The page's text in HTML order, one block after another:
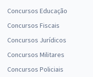
Concursos Educação
Concursos Fiscais
Concursos Jurídicos
Concursos Militares
Concursos Policiais